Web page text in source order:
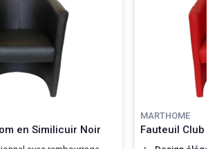
en Similicuir Noir
MARTHOME
Fauteuil Club